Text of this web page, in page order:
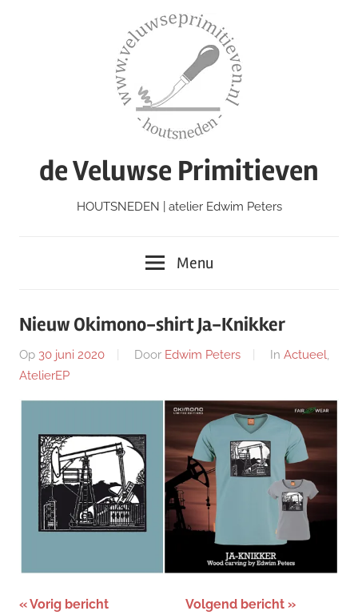
de Veluwse Primitieven
HOUTSNEDEN | atelier Edwim Peters
Menu
Nieuw Okimono-shirt Ja-Knikker
Op 30 juni 2020 Door Edwim Peters In Actueel,
AtelierEP
Bericht
Vorig bericht Volgend bericht